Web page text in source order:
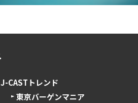
J-CASTトレンド
東京バーゲンマニア